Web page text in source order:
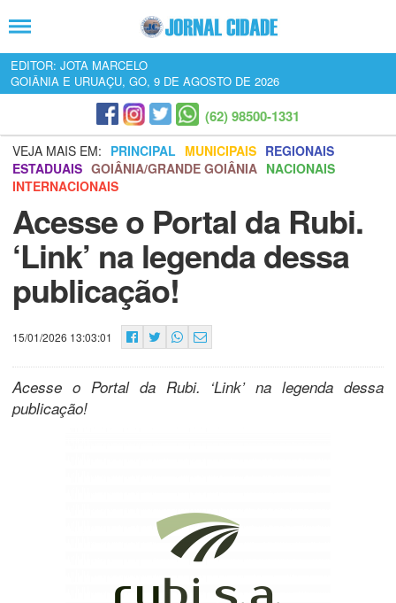
EDITOR: JOTA MARCELO
GOIÂNIA E URUAÇU, GO, 9 DE AGOSTO DE 2026
(62) 98500-1331
VEJA MAIS EM: PRINCIPAL MUNICIPAIS REGIONAIS
ESTADUAIS GOIÂNIA/GRANDE GOIÂNIA NACIONAIS
INTERNACIONAIS
Acesse o Portal da Rubi.
‘Link’ na legenda dessa
publicação!
15/01/2026 13:03:01
Acesse o Portal da Rubi. ‘Link’ na legenda dessa
publicação!